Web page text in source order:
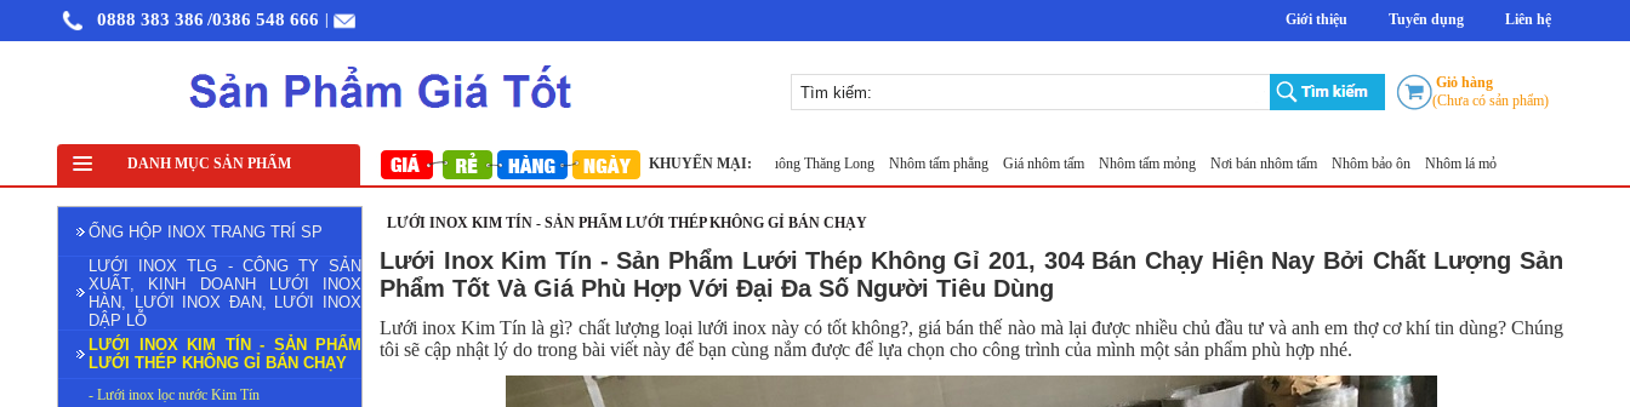
0888 383 386 /0386 548 666 Giới thiệu Tuyển dụng Liên hệ
Giỏ hàng
(Chưa có sản phẩm)
DANH MỤC SẢN PHẨM KHUYẾN MẠI:
Lưới đỡ cách nhiệt inox 304 Lưới inox đan ô 1cm 304 TLG Thăng Long khổ 1m Lưới inox 10x10 đan ô vuông Thăng Long Nhôm tấm phẳng Giá nhôm tấm Nhôm tấm mỏng Nơi bán nhôm tấm Nhôm bảo ôn Nhôm lá mỏng Tấm nhôm chống trượt
ỐNG HỘP INOX TRANG TRÍ SP
LƯỚI INOX TLG - CÔNG TY SẢN
XUẤT, KINH DOANH LƯỚI INOX
HÀN, LƯỚI INOX ĐAN, LƯỚI INOX
DẬP LỖ
LƯỚI INOX KIM TÍN - SẢN PHẨM
LƯỚI THÉP KHÔNG GỈ BÁN CHẠY
- Lưới inox lọc nước Kim Tín
LƯỚI INOX KIM TÍN - SẢN PHẨM LƯỚI THÉP KHÔNG GỈ BÁN CHẠY
Lưới Inox Kim Tín - Sản Phẩm Lưới Thép Không Gỉ 201, 304 Bán Chạy Hiện Nay Bởi Chất Lượng Sản
Phẩm Tốt Và Giá Phù Hợp Với Đại Đa Số Người Tiêu Dùng
Lưới inox Kim Tín là gì? chất lượng loại lưới inox này có tốt không?, giá bán thế nào mà lại được nhiều chủ đầu tư và anh em thợ cơ khí tin dùng? Chúng
tôi sẽ cập nhật lý do trong bài viết này để bạn cùng nắm được để lựa chọn cho công trình của mình một sản phẩm phù hợp nhé.